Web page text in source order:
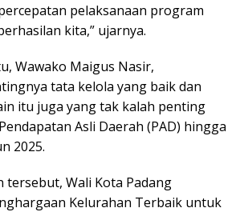
pelaksanaan program
kita,” ujarnya.
Wawako Maigus Nasir,
tata kelola yang baik dan
itu juga yang tak kalah penting
Asli Daerah (PAD) hingga
2025.
tersebut, Wali Kota Padang
Kelurahan Terbaik untuk